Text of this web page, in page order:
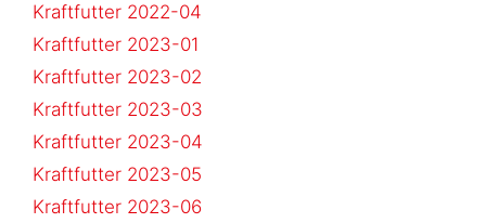
Kraftfutter 2022-04
Kraftfutter 2023-01
Kraftfutter 2023-02
Kraftfutter 2023-03
Kraftfutter 2023-04
Kraftfutter 2023-05
Kraftfutter 2023-06